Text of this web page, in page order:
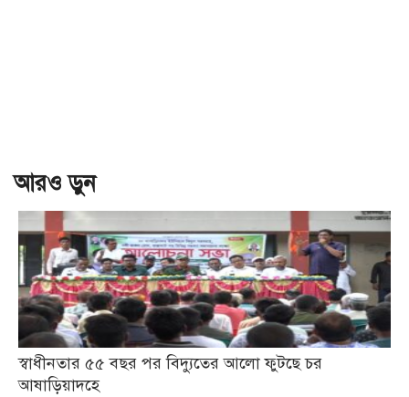
আরও ড়ুন
স্বাধীনতার ৫৫ বছর পর বিদ্যুতের আলো ফুটছে চর
আষাড়িয়াদহে